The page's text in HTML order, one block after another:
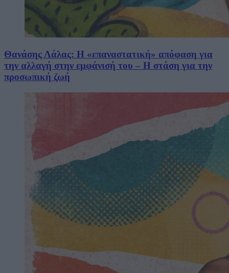
Θανάσης Λάλας: Η «επαναστατική» απόφαση για
την αλλαγή στην εμφάνισή του – Η στάση για την
προσωπική ζωή